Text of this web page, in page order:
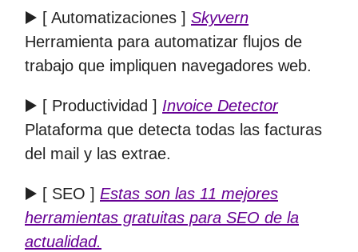
▶️ [ Automatizaciones ] Skyvern
Herramienta para automatizar flujos de
trabajo que impliquen navegadores web.
▶️ [ Productividad ] Invoice Detector
Plataforma que detecta todas las facturas
del mail y las extrae.
▶️ [ SEO ] Estas son las 11 mejores
herramientas gratuitas para SEO de la
actualidad.